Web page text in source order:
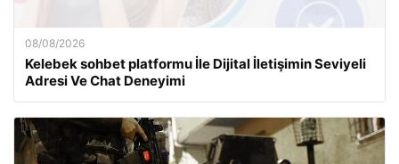
08/08/2026
Kelebek sohbet platformu İle Dijital İletişimin Seviyeli
Adresi Ve Chat Deneyimi